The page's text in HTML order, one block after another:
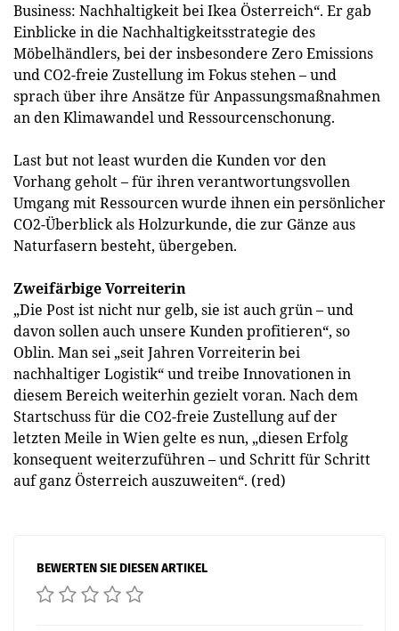
Business: Nachhaltigkeit bei Ikea Österreich“. Er gab
Einblicke in die Nachhaltigkeitsstrategie des
Möbelhändlers, bei der insbesondere Zero Emissions
und CO2-freie Zustellung im Fokus stehen – und
sprach über ihre Ansätze für Anpassungsmaßnahmen
an den Klimawandel und Ressourcenschonung.
Last but not least wurden die Kunden vor den
Vorhang geholt – für ihren verantwortungsvollen
Umgang mit Ressourcen wurde ihnen ein persönlicher
CO2-Überblick als Holzurkunde, die zur Gänze aus
Naturfasern besteht, übergeben.
Zweifärbige Vorreiterin
„Die Post ist nicht nur gelb, sie ist auch grün – und
davon sollen auch unsere Kunden profitieren“, so
Oblin. Man sei „seit Jahren Vorreiterin bei
nachhaltiger Logistik“ und treibe Innovationen in
diesem Bereich weiterhin gezielt voran. Nach dem
Startschuss für die CO­­2-freie Zustellung auf der
letzten Meile in Wien gelte es nun, „diesen Erfolg
konsequent weiterzuführen – und Schritt für Schritt
auf ganz Österreich auszuweiten“. (red)
BEWERTEN SIE DIESEN ARTIKEL